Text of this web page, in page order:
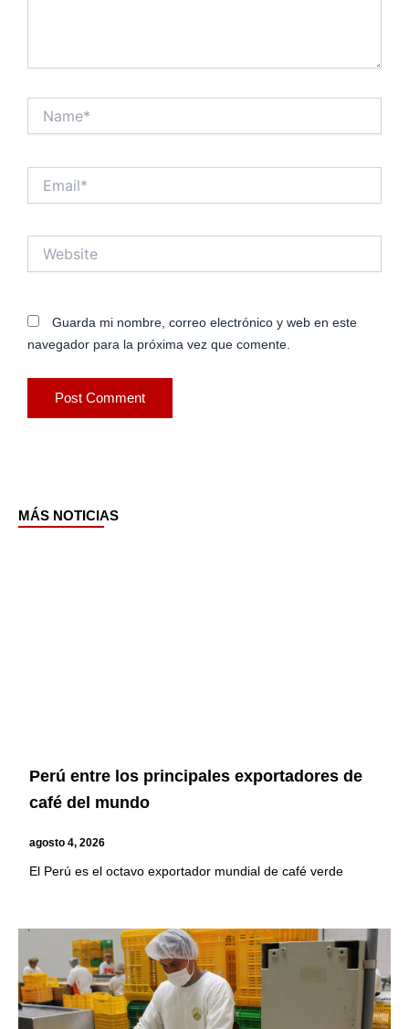
Guarda mi nombre, correo electrónico y web en este
navegador para la próxima vez que comente.
MÁS NOTICIAS
Perú entre los principales exportadores de
café del mundo
agosto 4, 2026
El Perú es el octavo exportador mundial de café verde